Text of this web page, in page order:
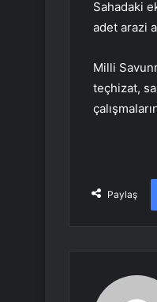
Sahadaki
adet arazi
Milli
teçhizat,
Paylaş